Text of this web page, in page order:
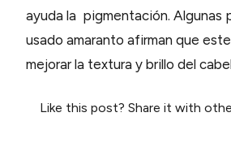
ayuda la pigmentación. Algunas
usado amaranto afirman que
mejorar la textura y brillo del
Like this post? Share it with